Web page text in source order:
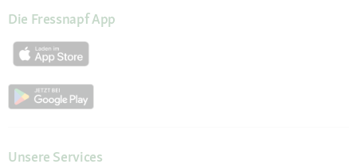
Die Fressnapf App
Unsere Services